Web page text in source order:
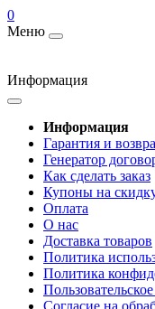
0
Меню
Информация
Информация
Гарантия и
Генератор
Как сделать заказ
Купоны на
Оплата
О нас
Доставка товаров
Политика
Политика
Согласие на